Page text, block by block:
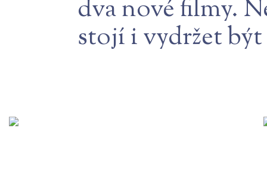
dva nové filmy.
stojí i vydržet